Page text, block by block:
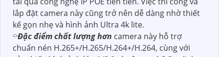
lắp đặt camera này cũng trở nên dễ dàng nhờ thiết
kế gọn nhẹ và hình ảnh Ultra 4k lite.
⌔Đặc điểm chất lượng hơn camera này hỗ trợ
chuẩn nén H.265+/H.265/H.264+/H.264, cùng với